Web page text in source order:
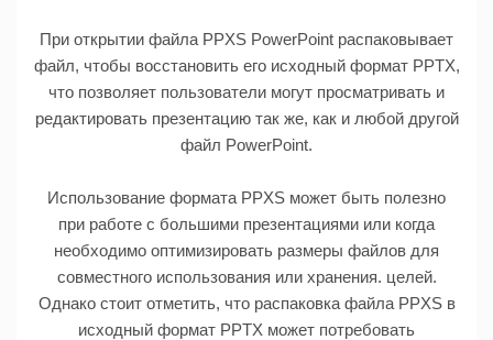
При открытии файла PPXS PowerPoint распаковывает
файл, чтобы восстановить его исходный формат PPTX,
что позволяет пользователи могут просматривать и
редактировать презентацию так же, как и любой другой
файл PowerPoint.
Использование формата PPXS может быть полезно
при работе с большими презентациями или когда
необходимо оптимизировать размеры файлов для
совместного использования или хранения. целей.
Однако стоит отметить, что распаковка файла PPXS в
исходный формат PPTX может потребовать